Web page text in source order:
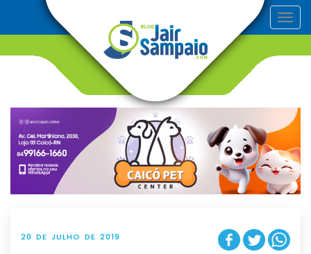
T
o
v
g
t
i
o
n
20 DE JULHO DE 2019